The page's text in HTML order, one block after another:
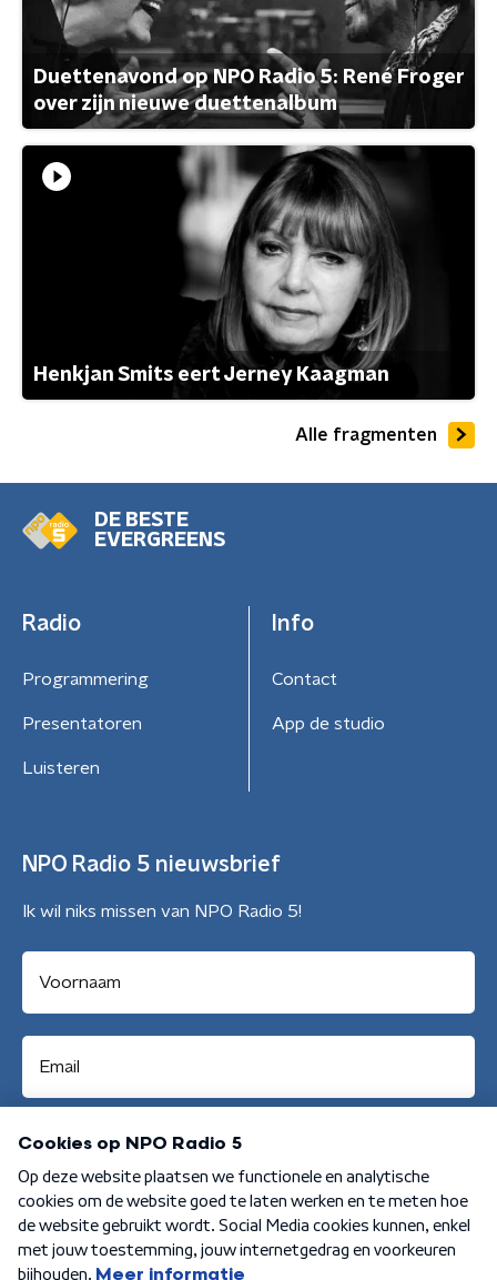
Duettenavond op NPO Radio 5: René Froger
over zijn nieuwe duettenalbum
Henkjan Smits eert Jerney Kaagman
Alle fragmenten
DE BESTE
EVERGREENS
Radio
Programmering
Presentatoren
Luisteren
Info
Contact
App de studio
NPO Radio 5 nieuwsbrief
Ik wil niks missen van NPO Radio 5!
Aanmelden
Algemene voorwaarden Privacybeleid